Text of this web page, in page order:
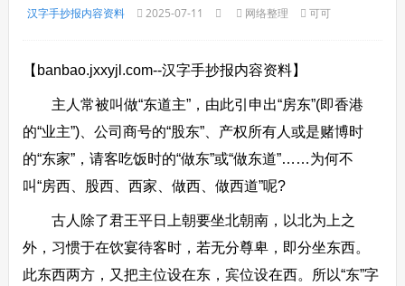
汉字手抄报内容资料 2025-07-11 网络整理 可可
【banbao.jxxyjl.com--汉字手抄报内容资料】
主人常被叫做“东道主”，由此引申出“房东”(即香港
的“业主”)、公司商号的“股东”、产权所有人或是赌博时
的“东家”，请客吃饭时的“做东”或“做东道”……为何不
叫“房西、股西、西家、做西、做西道”呢?
古人除了君王平日上朝要坐北朝南，以北为上之
外，习惯于在饮宴待客时，若无分尊卑，即分坐东西。
此东西两方，又把主位设在东，宾位设在西。所以“东”字